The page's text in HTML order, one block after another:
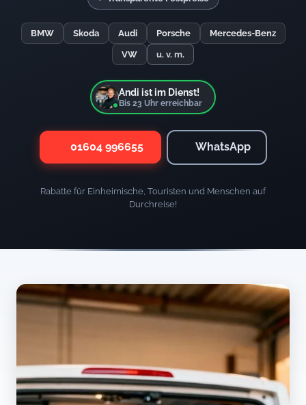
BMW Skoda Audi Porsche Mercedes-Benz
VW u. v. m.
Andi ist im Dienst!
Bis 23 Uhr erreichbar
01604 996655 WhatsApp
Rabatte für Einheimische, Touristen und Menschen auf
Durchreise!